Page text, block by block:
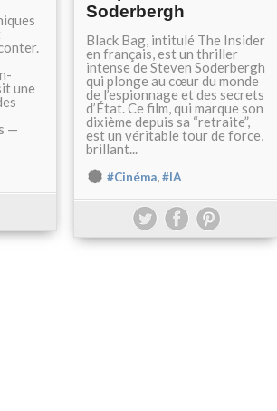
une
—
Soderbergh
Black Bag, intitulé The Insider
en français, est un thriller
intense de Steven Soderbergh
qui plonge au cœur du monde
de l’espionnage et des secrets
d’État. Ce film, qui marque son
dixième depuis sa “retraite”,
est un véritable tour de force,
brillant...
#Cinéma,#IA